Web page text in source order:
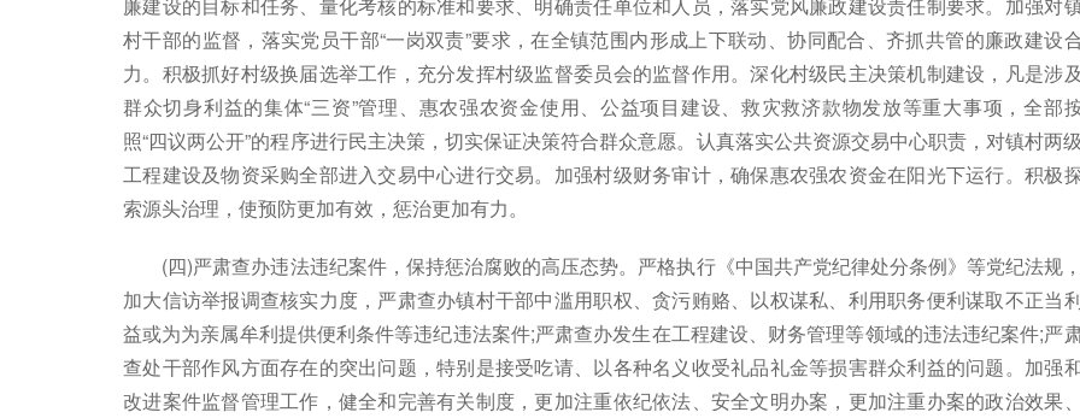
村干部的监督，落实党员干部“一岗双责”要求，在全镇范围内形成上下联动、协同配合、齐抓共管的廉政建设
力。积极抓好村级换届选举工作，充分发挥村级监督委员会的监督作用。深化村级民主决策机制建设，凡是涉及
群众切身利益的集体“三资”管理、惠农强农资金使用、公益项目建设、救灾救济款物发放等重大事项，全部
照“四议两公开”的程序进行民主决策，切实保证决策符合群众意愿。认真落实公共资源交易中心职责，对镇村两级
工程建设及物资采购全部进入交易中心进行交易。加强村级财务审计，确保惠农强农资金在阳光下运行。积极
索源头治理，使预防更加有效，惩治更加有力。
(四)严肃查办违法违纪案件，保持惩治腐败的高压态势。严格执行《中国共产党纪律处分条例》等党纪法规，
加大信访举报调查核实力度，严肃查办镇村干部中滥用职权、贪污贿赂、以权谋私、利用职务便利谋取不正当
益或为为亲属牟利提供便利条件等违纪违法案件;严肃查办发生在工程建设、财务管理等领域的违法违纪案件;严
查处干部作风方面存在的突出问题，特别是接受吃请、以各种名义收受礼品礼金等损害群众利益的问题。加强
改进案件监督管理工作，健全和完善有关制度，更加注重依纪依法、安全文明办案，更加注重办案的政治效果、